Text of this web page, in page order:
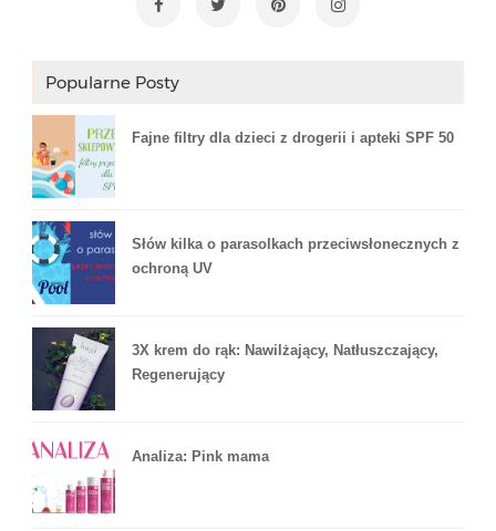
Popularne Posty
Fajne filtry dla dzieci z drogerii i apteki SPF 50
Słów kilka o parasolkach przeciwsłonecznych z
ochroną UV
3X krem do rąk: Nawilżający, Natłuszczający,
Regenerujący
Analiza: Pink mama